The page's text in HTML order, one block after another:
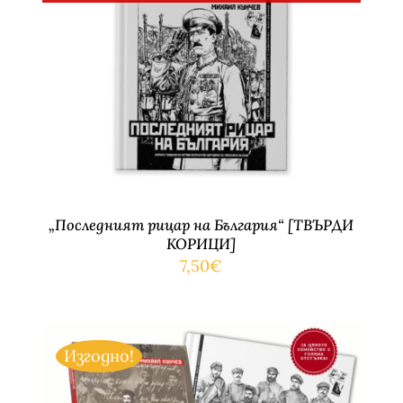
ДЕТАЙЛИ
„Последният рицар на България“ [ТВЪРДИ
КОРИЦИ]
7,50€
Изгодно!